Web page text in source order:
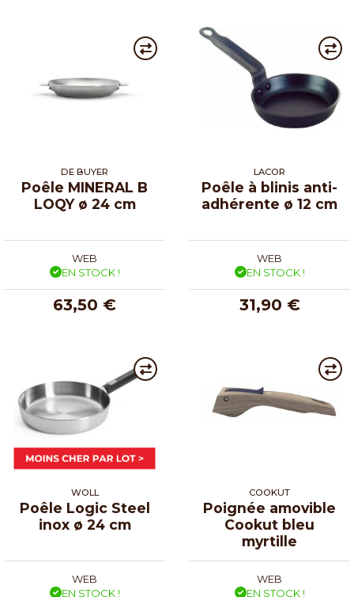
DE BUYER
Poêle MINERAL B
LOQY ø 24 cm
WEB
EN STOCK !
63,50 €
LACOR
Poêle à blinis anti-
adhérente ø 12 cm
WEB
EN STOCK !
31,90 €
WOLL
Poêle Logic Steel
inox ø 24 cm
WEB
EN STOCK !
COOKUT
Poignée amovible
Cookut bleu
myrtille
WEB
EN STOCK !